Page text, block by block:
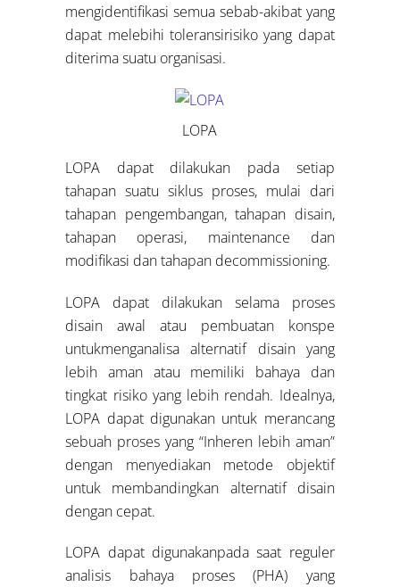
mengidentifikasi semua sebab-akibat yang
dapat melebihi toleransirisiko yang dapat
diterima suatu organisasi.
LOPA
LOPA dapat dilakukan pada setiap
tahapan suatu siklus proses, mulai dari
tahapan pengembangan, tahapan disain,
tahapan operasi, maintenance dan
modifikasi dan tahapan decommissioning.
LOPA dapat dilakukan selama proses
disain awal atau pembuatan konspe
untukmenganalisa alternatif disain yang
lebih aman atau memiliki bahaya dan
tingkat risiko yang lebih rendah. Idealnya,
LOPA dapat digunakan untuk merancang
sebuah proses yang “Inheren lebih aman”
dengan menyediakan metode objektif
untuk membandingkan alternatif disain
dengan cepat.
LOPA dapat digunakanpada saat reguler
analisis bahaya proses (PHA) yang